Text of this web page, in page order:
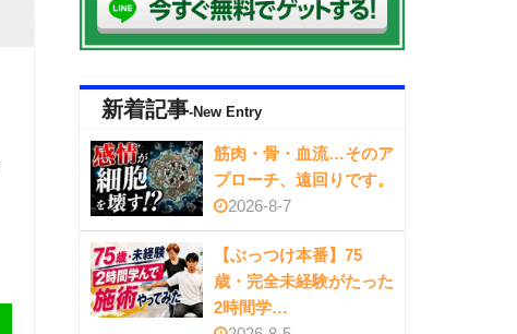
新着記事-New Entry
筋肉・骨・血流…そのア
プローチ、遠回りです。
2026-8-7
【ぶっつけ本番】75
歳・完全未経験がたった
2時間学…